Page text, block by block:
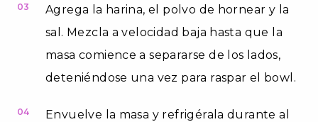
03
Agrega la harina, el polvo de hornear y la
sal. Mezcla a velocidad baja hasta que la
masa comience a separarse de los lados,
deteniéndose una vez para raspar el bowl.
04
Envuelve la masa y refrigérala durante al